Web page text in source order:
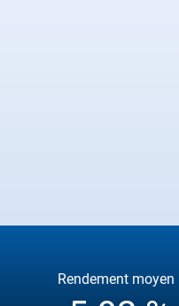
Rendement moyen